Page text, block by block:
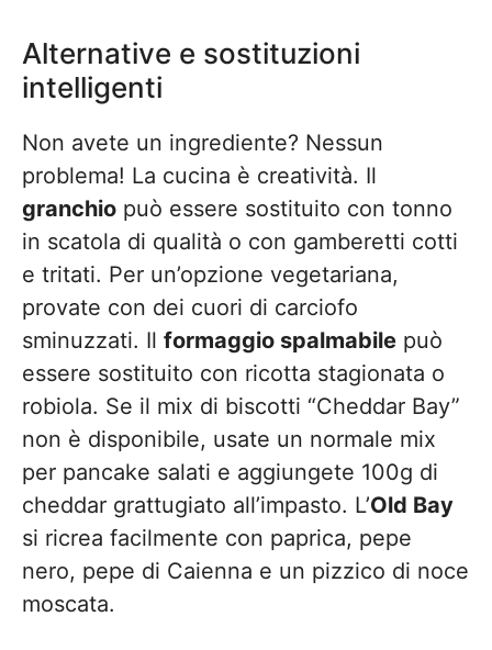
Alternative e sostituzioni
intelligenti
Non avete un ingrediente? Nessun
problema! La cucina è creatività. Il
granchio può essere sostituito con tonno
in scatola di qualità o con gamberetti cotti
e tritati. Per un’opzione vegetariana,
provate con dei cuori di carciofo
sminuzzati. Il formaggio spalmabile può
essere sostituito con ricotta stagionata o
robiola. Se il mix di biscotti “Cheddar Bay”
non è disponibile, usate un normale mix
per pancake salati e aggiungete 100g di
cheddar grattugiato all’impasto. L’Old Bay
si ricrea facilmente con paprica, pepe
nero, pepe di Caienna e un pizzico di noce
moscata.